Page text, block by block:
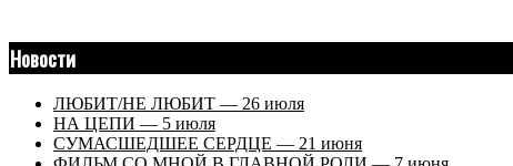
Новости
ЛЮБИТ/НЕ ЛЮБИТ — 26 июля
НА ЦЕПИ — 5 июля
СУМАСШЕДШЕЕ СЕРДЦЕ — 21 июня